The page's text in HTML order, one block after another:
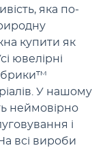
яка по-
купити як
ювелірні
У нашому
неймовірно
і
всі вироби